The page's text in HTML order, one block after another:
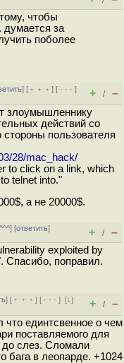
чтобы
думается за
поболее
] [ ﹢﹢﹢] [ · · ·]
+ / –
злоумышленнику
действий со
пользователя
28/mac_hack/
to click on a link, which
telnet into."
а не 20000$.
^^^] [ответить]
+ / –
exploited by
Спасибо, поправил.
] [ ﹢﹢﹢] [ · · ·][↓]
+ / –
что единтсвенное о чем
поставляемого для
до слез. Сломали
бага в леопарде. +1024